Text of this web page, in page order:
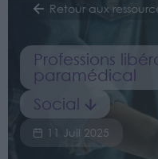
Retour aux
Professions
paramédical
Social
11 Juil 2025